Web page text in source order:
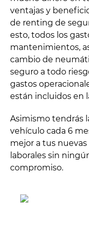
ventajas y
de renting de
esto, todos los
mantenimientos,
cambio de
seguro a todo
gastos
están incluidos en
Asimismo tendrás
vehículo cada 6
mejor a tus
laborales sin
compromiso.